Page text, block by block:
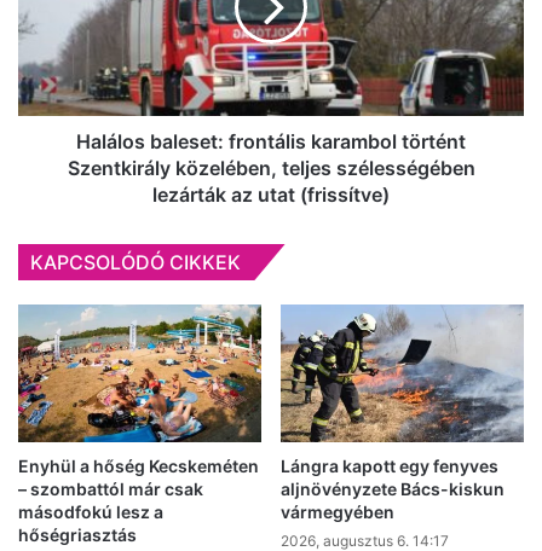
határon
történt
Szentkirály
közelében,
teljes
szélességében
Halálos baleset: frontális karambol történt
Szentkirály közelében, teljes szélességében
lezárták az utat (frissítve)
KAPCSOLÓDÓ CIKKEK
Enyhül a hőség Kecskeméten
– szombattól már csak
másodfokú lesz a
hőségriasztás
Lángra kapott egy fenyves
aljnövényzete Bács-kiskun
vármegyében
2026, augusztus 6. 14:17